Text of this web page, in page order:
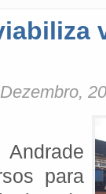
para